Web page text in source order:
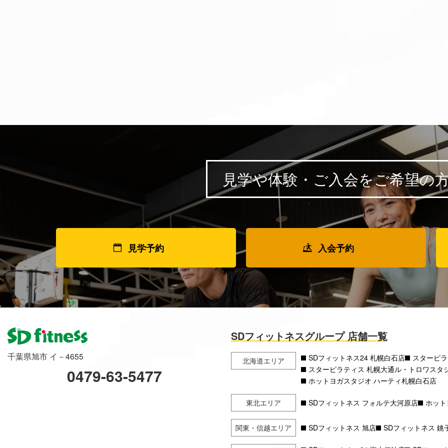
見学や体験・ご入会をご希望の
見学予約 入会予約
千葉県旭市 イ－4655
0479-63-5477
SDフィットネスグループ 店舗一覧
北海道エリア SDフィットネス24 札幌白石店
スターピ
スターピラティス 札幌大通ル・トロワスタ
ホットヨガスタジオ ハーティ札幌白石店
東北エリア SDフィットネス フォルテ大河原店 ホッ
関東・信越エリア SDフィットネス 旭店 SDフィットネス 銚